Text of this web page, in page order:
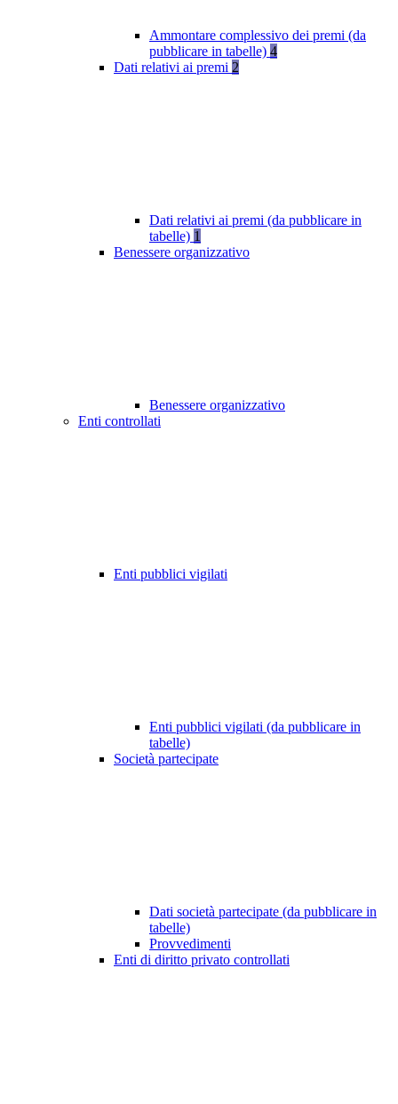
Ammontare complessivo dei premi (da
pubblicare in tabelle) 4
Dati relativi ai premi 2
Dati relativi ai premi (da pubblicare in
tabelle) 1
Benessere organizzativo
Benessere organizzativo
Enti controllati
Enti pubblici vigilati
Enti pubblici vigilati (da pubblicare in
tabelle)
Società partecipate
Dati società partecipate (da pubblicare in
tabelle)
Provvedimenti
Enti di diritto privato controllati